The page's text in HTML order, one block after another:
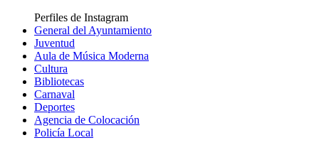
Perfiles de Instagram
General del Ayuntamiento
Juventud
Aula de Música Moderna
Cultura
Bibliotecas
Carnaval
Deportes
Agencia de Colocación
Policía Local